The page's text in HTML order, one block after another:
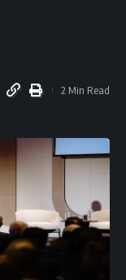
2 Min Read